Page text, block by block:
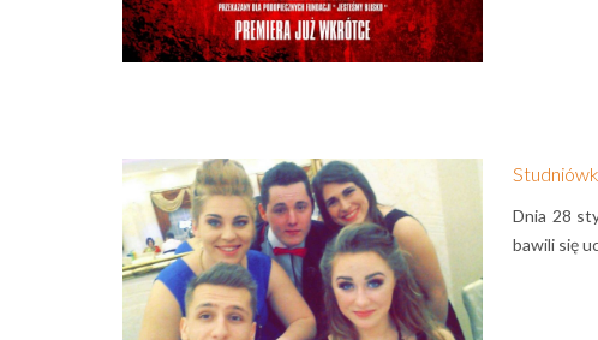
Dnia 28
bawili się